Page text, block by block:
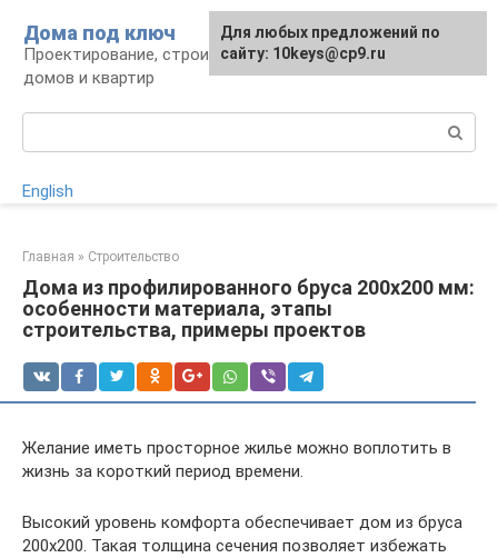
контенту
Дома под ключ
Проектирование, строительство и отделка
домов и квартир
English
Главная » Строительство
Дома из профилированного бруса 200х200 мм:
особенности материала, этапы
строительства, примеры проектов
Желание иметь просторное жилье можно воплотить в
жизнь за короткий период времени.
Высокий уровень комфорта обеспечивает дом из бруса
200х200. Такая толщина сечения позволяет избежать
Для любых предложений по
сайту: 10keys@cp9.ru